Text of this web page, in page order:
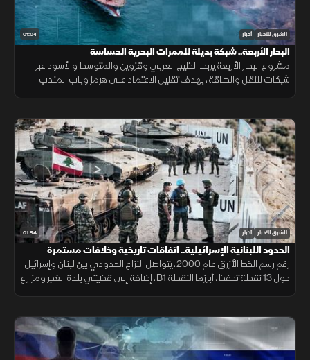
01:04 الشرق للأخبار أخبار
البحار الأربعة.. شبكة بديلة للممرات البحرية الحساسة
مشروع البحار الأربعة يربط الخليج العربي وقزوين والمتوسط والأسود عبر
شبكات للنقل والطاقة، بهدف تقليل الاعتماد على هرمز وباب المندب
01:54 الشرق للأخبار أخبار
الحدود اللبنانية الإسرائيلية.. اتفاقات تاريخية وخلافات مستمرة
رغم رسم الخط الأزرق عام 2000، يتواصل النزاع الحدودي بين لبنان وإسرائيل
حول 13 نقطة تحفظ، أبرزها النقطة B1، إضافة إلى قضيتي بلدة الغجر ومزارع